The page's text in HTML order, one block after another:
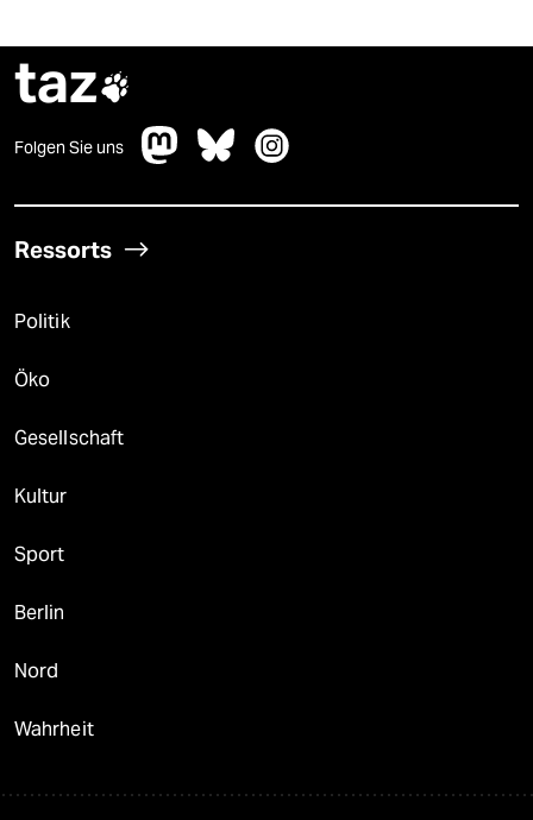
taz
Folgen Sie uns
Ressorts
Politik
Öko
Gesellschaft
Kultur
Sport
Berlin
Nord
Wahrheit